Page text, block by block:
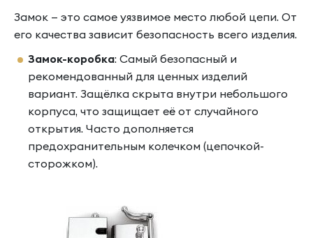
Замок — это самое уязвимое место любой цепи. От
его качества зависит безопасность всего изделия.
Замок-коробка: Самый безопасный и
рекомендованный для ценных изделий
вариант. Защёлка скрыта внутри небольшого
корпуса, что защищает её от случайного
открытия. Часто дополняется
предохранительным колечком (цепочкой-
сторожком).